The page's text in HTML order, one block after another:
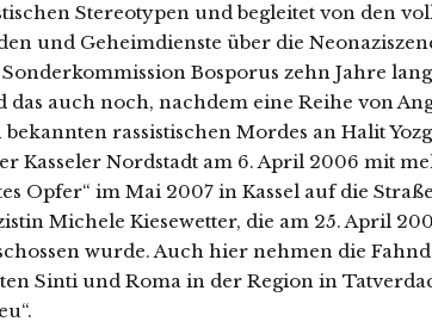
Stereotypen und begleitet von den
und Geheimdienste über die
Bosporus zehn Jahre
das auch noch, nachdem eine Reihe von
bekannten rassistischen Mordes an Halit
Kasseler Nordstadt am 6. April 2006 mit
Opfer“ im Mai 2007 in Kassel auf die
Michele Kiesewetter, die am 25. April
wurde. Auch hier nehmen die
Sinti und Roma in der Region in